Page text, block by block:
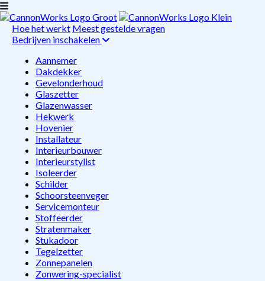
Hoe het werkt Meest gestelde vragen
Bedrijven inschakelen
Aannemer
Dakdekker
Gevelonderhoud
Glaszetter
Glazenwasser
Hekwerk
Hovenier
Installateur
Interieurbouwer
Interieurstylist
Isoleerder
Schilder
Schoorsteenveger
Servicemonteur
Stoffeerder
Stratenmaker
Stukadoor
Tegelzetter
Zonnepanelen
Zonwering-specialist